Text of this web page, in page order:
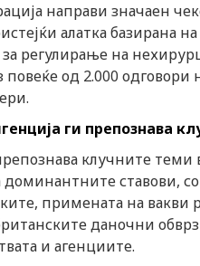
направи значаен
алатка базирана
регулирање на
од 2.000 одговори
ги препознава
клучните
ставови,
примената на вакви
даночни
и агенциите.